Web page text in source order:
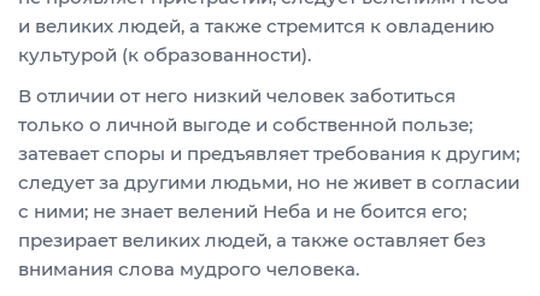
и великих людей, а также стремится к овладению
культурой (к образованности).
В отличии от него низкий человек заботиться
только о личной выгоде и собственной пользе;
затевает споры и предъявляет требования к другим;
следует за другими людьми, но не живет в согласии
с ними; не знает велений Неба и не боится его;
презирает великих людей, а также оставляет без
внимания слова мудрого человека.